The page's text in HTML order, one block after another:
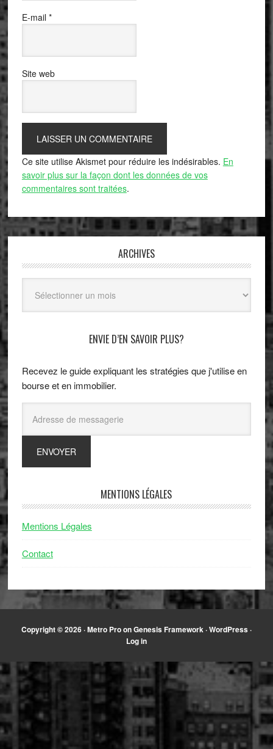
E-mail *
Site web
Ce site utilise Akismet pour réduire les indésirables. En
savoir plus sur la façon dont les données de vos
commentaires sont traitées.
ARCHIVES
ENVIE D’EN SAVOIR PLUS?
Recevez le guide expliquant les stratégies que j'utilise en
bourse et en immobilier.
MENTIONS LÉGALES
Mentions Légales
Contact
Copyright © 2026 ·Metro ProonGenesis Framework ·WordPress ·
Log in